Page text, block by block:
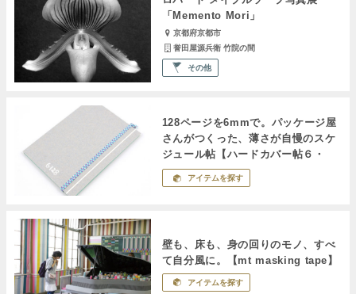
「Memento Mori」
京都府京都市
誉田屋源兵衛 竹院の間
その他
128ページを6mmで。パッケージ屋
さんがつくった、薄さが自慢のスケ
ジュール帖【ハードカバー帖６・
128】
アイテムを探す
壁も、床も、身の回りのモノ、すべ
て自分風に。【mt masking tape】
アイテムを探す